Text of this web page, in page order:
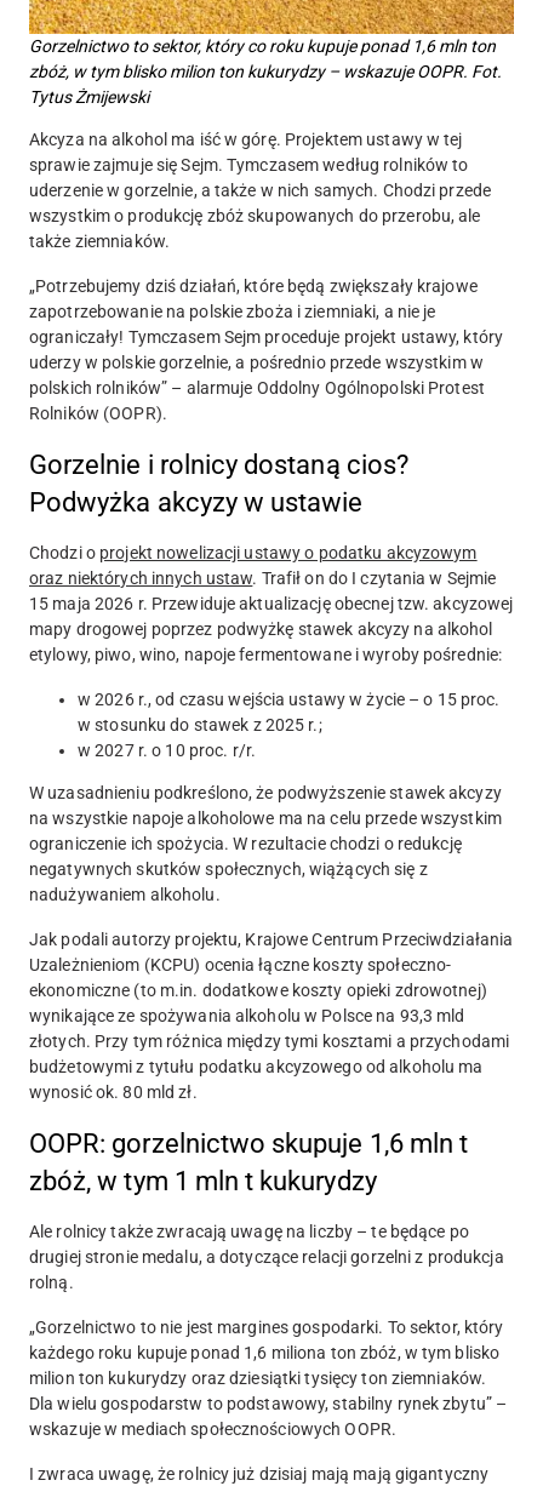
Gorzelnictwo to sektor, który co roku kupuje ponad 1,6 mln ton
zbóż, w tym blisko milion ton kukurydzy – wskazuje OOPR. Fot.
Tytus Żmijewski
Akcyza na alkohol ma iść w górę. Projektem ustawy w tej
sprawie zajmuje się Sejm. Tymczasem według rolników to
uderzenie w gorzelnie, a także w nich samych. Chodzi przede
wszystkim o produkcję zbóż skupowanych do przerobu, ale
także ziemniaków.
„Potrzebujemy dziś działań, które będą zwiększały krajowe
zapotrzebowanie na polskie zboża i ziemniaki, a nie je
ograniczały! Tymczasem Sejm proceduje projekt ustawy, który
uderzy w polskie gorzelnie, a pośrednio przede wszystkim w
polskich rolników” – alarmuje Oddolny Ogólnopolski Protest
Rolników (OOPR).
Gorzelnie i rolnicy dostaną cios?
Podwyżka akcyzy w ustawie
Chodzi o projekt nowelizacji ustawy o podatku akcyzowym
oraz niektórych innych ustaw. Trafił on do I czytania w Sejmie
15 maja 2026 r. Przewiduje aktualizację obecnej tzw. akcyzowej
mapy drogowej poprzez podwyżkę stawek akcyzy na alkohol
etylowy, piwo, wino, napoje fermentowane i wyroby pośrednie:
w 2026 r., od czasu wejścia ustawy w życie – o 15 proc.
w stosunku do stawek z 2025 r.;
w 2027 r. o 10 proc. r/r.
W uzasadnieniu podkreślono, że podwyższenie stawek akcyzy
na wszystkie napoje alkoholowe ma na celu przede wszystkim
ograniczenie ich spożycia. W rezultacie chodzi o redukcję
negatywnych skutków społecznych, wiążących się z
nadużywaniem alkoholu.
Jak podali autorzy projektu, Krajowe Centrum Przeciwdziałania
Uzależnieniom (KCPU) ocenia łączne koszty społeczno-
ekonomiczne (to m.in. dodatkowe koszty opieki zdrowotnej)
wynikające ze spożywania alkoholu w Polsce na 93,3 mld
złotych. Przy tym różnica między tymi kosztami a przychodami
budżetowymi z tytułu podatku akcyzowego od alkoholu ma
wynosić ok. 80 mld zł.
OOPR: gorzelnictwo skupuje 1,6 mln t
zbóż, w tym 1 mln t kukurydzy
Ale rolnicy także zwracają uwagę na liczby – te będące po
drugiej stronie medalu, a dotyczące relacji gorzelni z produkcja
rolną.
„Gorzelnictwo to nie jest margines gospodarki. To sektor, który
każdego roku kupuje ponad 1,6 miliona ton zbóż, w tym blisko
milion ton kukurydzy oraz dziesiątki tysięcy ton ziemniaków.
Dla wielu gospodarstw to podstawowy, stabilny rynek zbytu” –
wskazuje w mediach społecznościowych OOPR.
I zwraca uwagę, że rolnicy już dzisiaj mają mają gigantyczny